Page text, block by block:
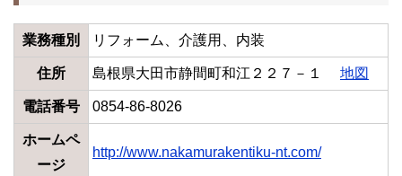
業務種別 リフォーム、介護用、内装
住所 島根県大田市静間町和江２２７－１ 地図
電話番号 0854-86-8026
ホームペ
ージ
http://www.nakamurakentiku-nt.com/